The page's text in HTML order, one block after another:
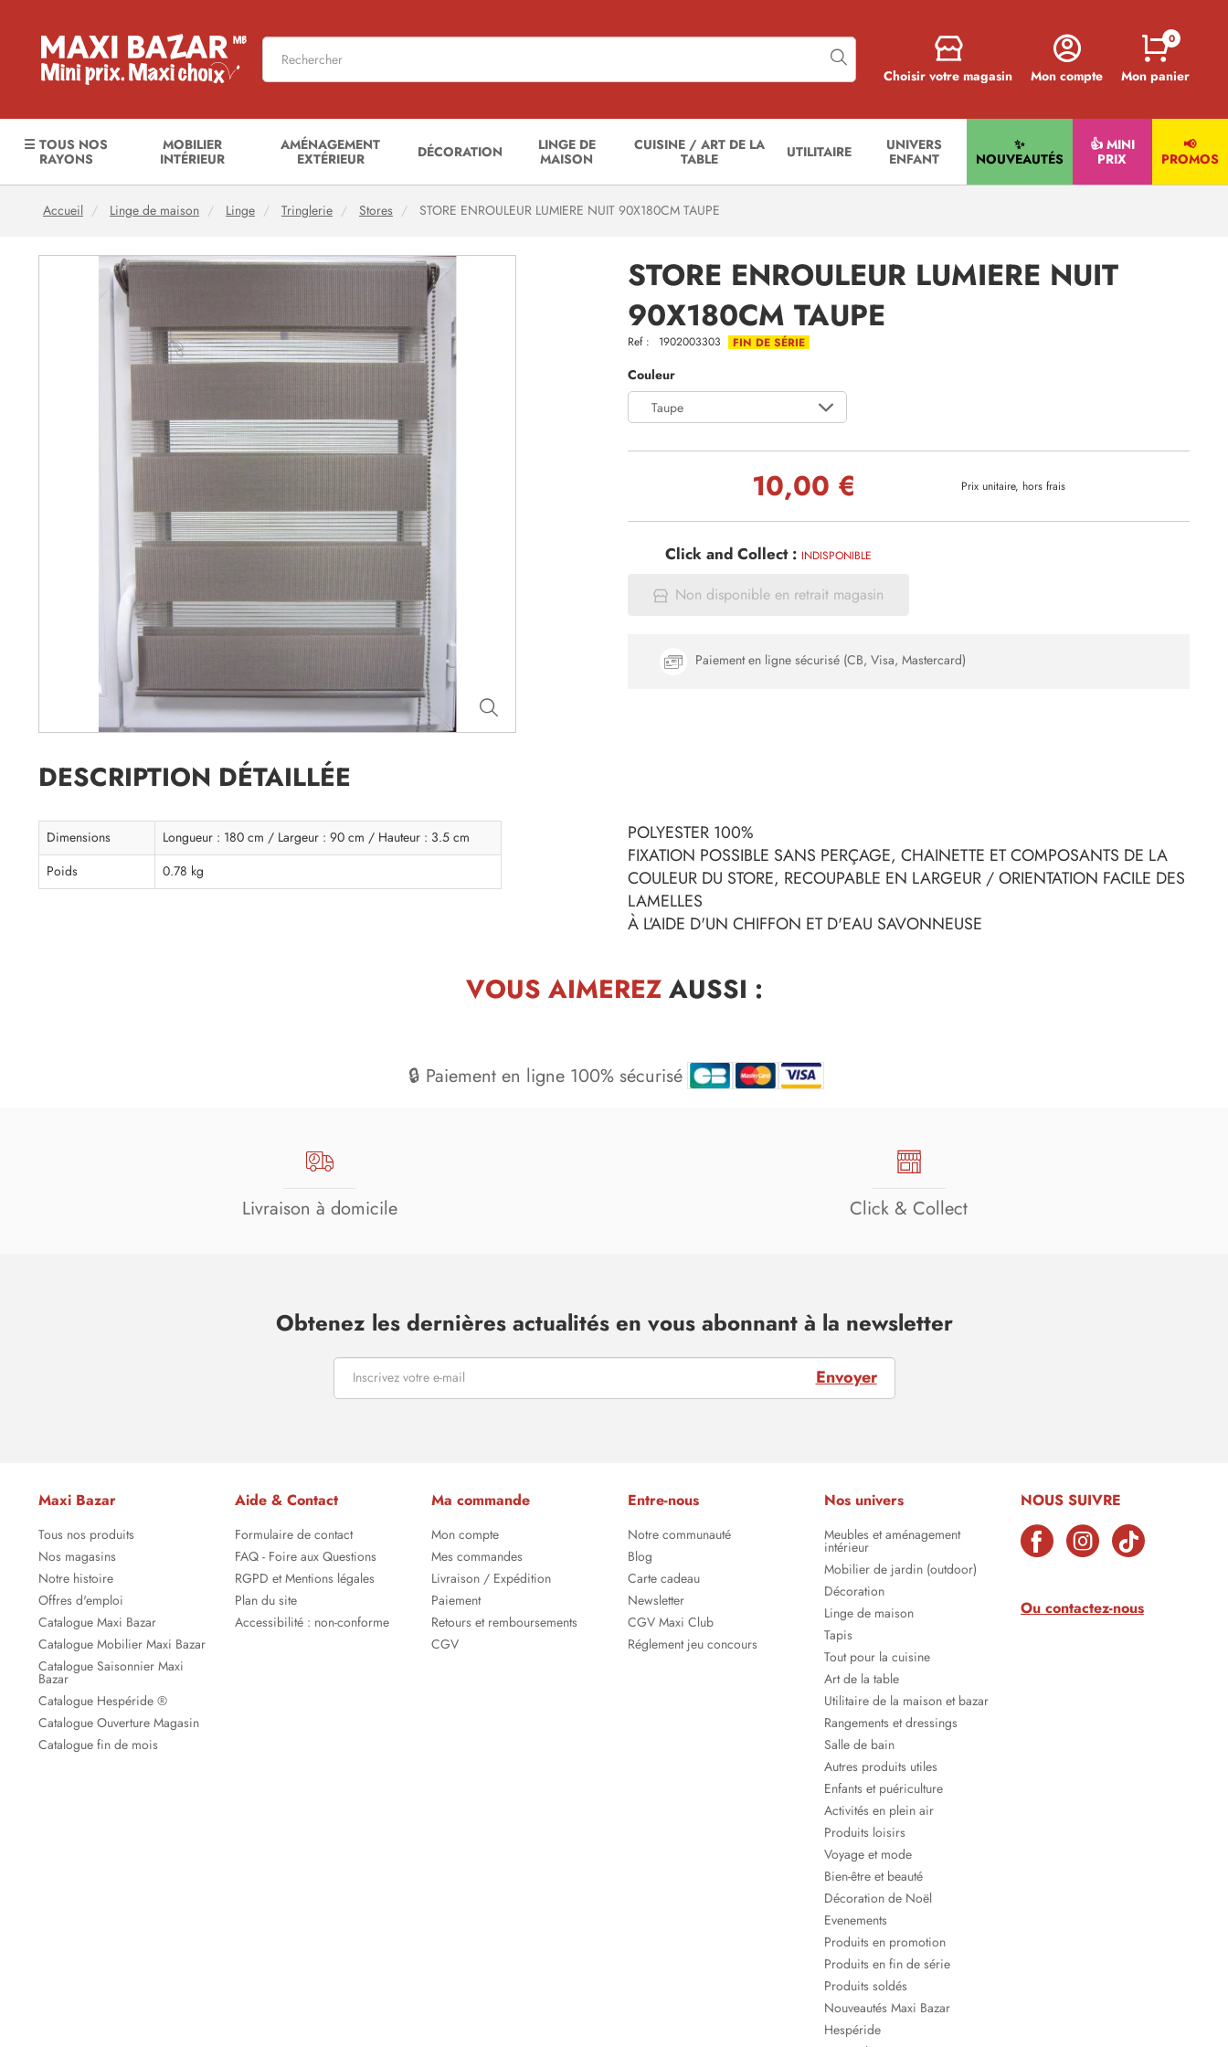
Choisir votre magasin Mon compte Mon panier
0
☰ TOUS NOS
RAYONS
MOBILIER
INTÉRIEUR
AMÉNAGEMENT
EXTÉRIEUR
DÉCORATION
LINGE DE
MAISON
CUISINE / ART DE LA
TABLE
UTILITAIRE
UNIVERS
ENFANT
✨
NOUVEAUTÉS
👍 MINI
PRIX
📢
PROMOS
Accueil Linge de maison Linge Tringlerie Stores STORE ENROULEUR LUMIERE NUIT 90X180CM TAUPE
STORE ENROULEUR LUMIERE NUIT
90X180CM TAUPE
Ref : 1902003303 FIN DE SÉRIE
Couleur
Taupe
10,00 € Prix unitaire, hors frais
Click and Collect : INDISPONIBLE
Non disponible en retrait magasin
Paiement en ligne sécurisé (CB, Visa, Mastercard)
DESCRIPTION DÉTAILLÉE
Dimensions
Longueur : 180 cm / Largeur : 90 cm / Hauteur : 3.5 cm
Poids
0.78 kg
POLYESTER 100%
FIXATION POSSIBLE SANS PERÇAGE, CHAINETTE ET COMPOSANTS DE LA
COULEUR DU STORE, RECOUPABLE EN LARGEUR / ORIENTATION FACILE DES
LAMELLES
À L'AIDE D'UN CHIFFON ET D'EAU SAVONNEUSE
VOUS AIMEREZAUSSI :
🔒 Paiement en ligne 100% sécurisé
Livraison à domicile Click & Collect
Obtenez les dernières actualités en vous abonnant à la newsletter
Envoyer
Maxi Bazar
Tous nos produits
Nos magasins
Notre histoire
Offres d'emploi
Catalogue Maxi Bazar
Catalogue Mobilier Maxi Bazar
Catalogue Saisonnier Maxi
Bazar
Catalogue Hespéride ®
Catalogue Ouverture Magasin
Catalogue fin de mois
Aide & Contact
Formulaire de contact
FAQ - Foire aux Questions
RGPD et Mentions légales
Plan du site
Accessibilité : non-conforme
Ma commande
Mon compte
Mes commandes
Livraison / Expédition
Paiement
Retours et remboursements
CGV
Entre-nous
Notre communauté
Blog
Carte cadeau
Newsletter
CGV Maxi Club
Réglement jeu concours
Nos univers
Meubles et aménagement
intérieur
Mobilier de jardin (outdoor)
Décoration
Linge de maison
Tapis
Tout pour la cuisine
Art de la table
Utilitaire de la maison et bazar
Rangements et dressings
Salle de bain
Autres produits utiles
Enfants et puériculture
Activités en plein air
Produits loisirs
Voyage et mode
Bien-être et beauté
Décoration de Noël
Evenements
Produits en promotion
Produits en fin de série
Produits soldés
Nouveautés Maxi Bazar
Hespéride
NOUS SUIVRE
Ou contactez-nous